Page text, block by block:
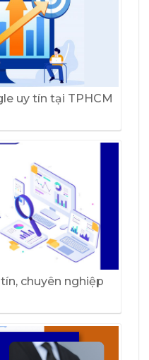
uy tín tại TPHCM
chuyên nghiệp